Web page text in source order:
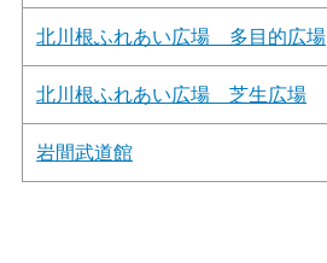
北川根ふれあい広場 多目的広場
北川根ふれあい広場 芝生広場
岩間武道館